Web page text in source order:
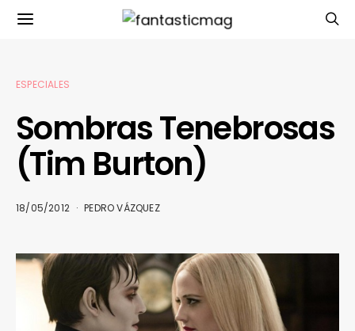
ESPECIALES
Sombras Tenebrosas
(Tim Burton)
18/05/2012 PEDRO VÁZQUEZ